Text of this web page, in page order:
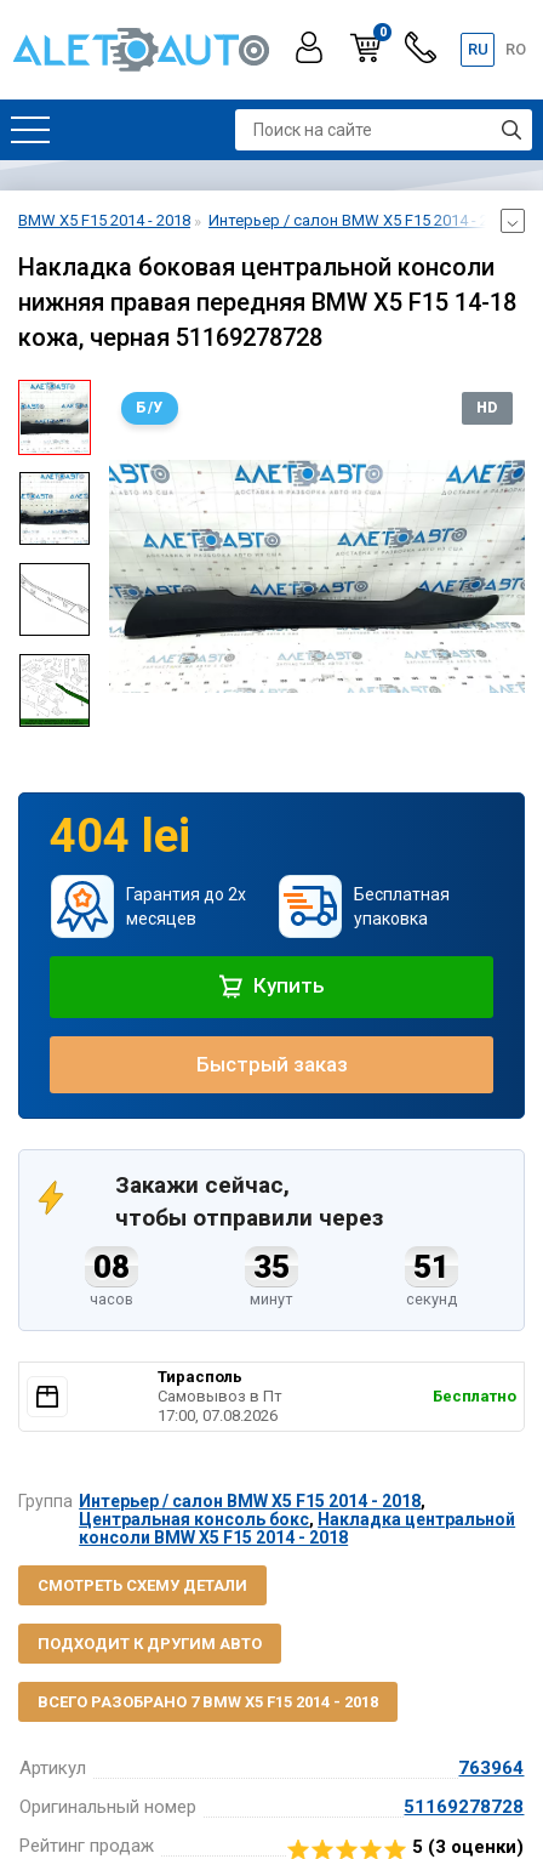
0
RU RO
BMW X5 F15 2014 - 2018 Интерьер / салон BMW X5 F15 2014 - 2018
Накладка боковая центральной консоли
нижняя правая передняя BMW X5 F15 14-18
кожа, черная 51169278728
Б/У HD
Артикул
763964
Оригинальный номер
51169278728
Рейтинг продаж
5 (3 оценки)
404 lei
Гарантия до 2х
месяцев
Бесплатная
упаковка
Купить
Быстрый заказ
Закажи сейчас,
чтобы отправили через
08
часов
35
минут
50
секунд
Тирасполь
Самовывоз в Пт
17:00, 07.08.2026
Бесплатно
Группа Интерьер / салон BMW X5 F15 2014 - 2018,
Центральная консоль бокс, Накладка центральной
консоли BMW X5 F15 2014 - 2018
СМОТРЕТЬ СХЕМУ ДЕТАЛИ
ПОДХОДИТ К ДРУГИМ АВТО
ВСЕГО РАЗОБРАНО 7 BMW X5 F15 2014 - 2018